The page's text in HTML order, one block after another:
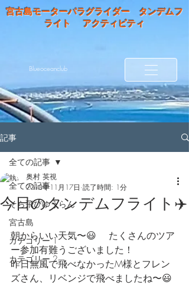
宮古島モーターパラグライダー タンデムフ
ライト アクティビティ
Blueoceanclub
記事
全ての記事
そら飛びゆうらん
宮古島
カテゴリー 1
カテゴリー 2
全ての記事
今日のタンデムフライト✈️
奥村 英視
2018年11月17日 読了時間: 1分
朝からいい天気〜😃 　たくさんのツア
ー参加有難うございました！
昨日無風で飛べなかったM様とフレン
ズさん、リベンジで飛べましたね〜😃